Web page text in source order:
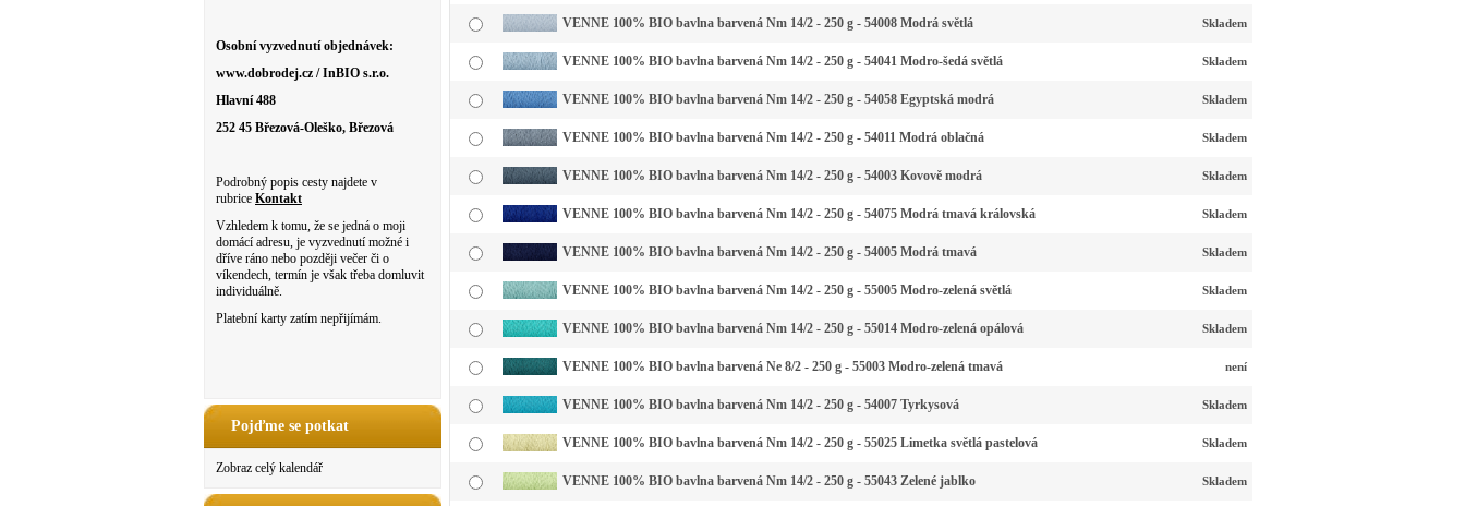
Osobní vyzvednutí objednávek:
www.dobrodej.cz / InBIO s.r.o.
Hlavní 488
252 45 Březová-Oleško, Březová
Podrobný popis cesty najdete v
rubrice Kontakt
Vzhledem k tomu, že se jedná o moji
domácí adresu, je vyzvednutí možné i
dříve ráno nebo později večer či o
víkendech, termín je však třeba domluvit
individuálně.
Platební karty zatím nepřijímám.
Pojďme se potkat
Zobraz celý kalendář
VENNE 100% BIO bavlna barvená Nm 14/2 - 250 g - 54008 Modrá světlá Skladem
VENNE 100% BIO bavlna barvená Nm 14/2 - 250 g - 54041 Modro-šedá světlá Skladem
VENNE 100% BIO bavlna barvená Nm 14/2 - 250 g - 54058 Egyptská modrá Skladem
VENNE 100% BIO bavlna barvená Nm 14/2 - 250 g - 54011 Modrá oblačná Skladem
VENNE 100% BIO bavlna barvená Nm 14/2 - 250 g - 54003 Kovově modrá Skladem
VENNE 100% BIO bavlna barvená Nm 14/2 - 250 g - 54075 Modrá tmavá královská Skladem
VENNE 100% BIO bavlna barvená Nm 14/2 - 250 g - 54005 Modrá tmavá Skladem
VENNE 100% BIO bavlna barvená Nm 14/2 - 250 g - 55005 Modro-zelená světlá Skladem
VENNE 100% BIO bavlna barvená Nm 14/2 - 250 g - 55014 Modro-zelená opálová Skladem
VENNE 100% BIO bavlna barvená Ne 8/2 - 250 g - 55003 Modro-zelená tmavá není
VENNE 100% BIO bavlna barvená Nm 14/2 - 250 g - 54007 Tyrkysová Skladem
VENNE 100% BIO bavlna barvená Nm 14/2 - 250 g - 55025 Limetka světlá pastelová Skladem
VENNE 100% BIO bavlna barvená Nm 14/2 - 250 g - 55043 Zelené jablko Skladem